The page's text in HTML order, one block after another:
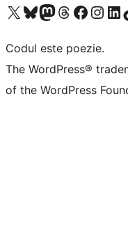
Mergi la contul nostru X (fost Twitter)
Vizitează contul nostru Bluesky
Vizitează contul nostru Mastodon
Vizitează contul nostru Threads
Vizitează pagina
Vizitează-
Codul este poezie.
The WordPress®
of the WordPress